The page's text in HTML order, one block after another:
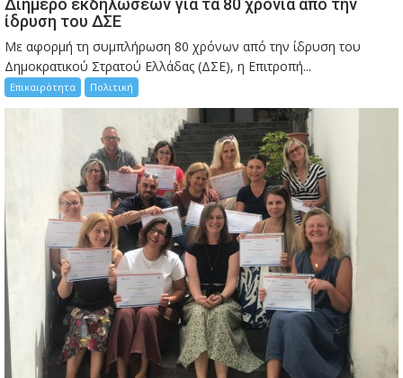
ίδρυση του ΔΣΕ
Με αφορμή τη συμπλήρωση 80 χρόνων από την ίδρυση του
Δημοκρατικού Στρατού Ελλάδας (ΔΣΕ), η Επιτροπή...
Επικαιρότητα Πολιτική